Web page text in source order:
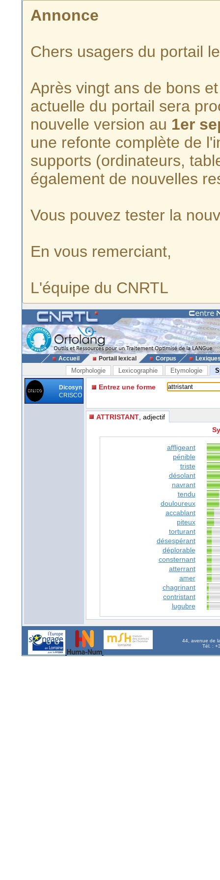
Annonce
Chers usagers du portail
Après vingt ans de bons
actuelle du portail sera
nouvelle version au 1er
une refonte complète de
supports (ordinateurs,
également de nouvelles
Vous pouvez tester la
En vous remerciant,
L'équipe du CNRTL
Accueil Portail lexical Corpus
Morphologie Lexicographie Etymologie
Dicosyn
CRISCO
Entrez une forme
ATTRISTANT , adjectif
affligeant
pénible
triste
désolant
navrant
tendu
douloureux
accablant
piteux
torturant
désespérant
déplorable
consternant
atterrant
amer
chagrinant
contristant
lugubre
44, avenue de
Tél. :